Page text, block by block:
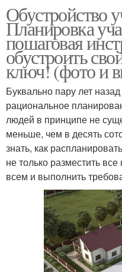
Обустройство
Планировка
пошаговая
обустроить
ключ! (фото и
Буквально пару лет
рациональное
людей в принципе не
меньше, чем в десять
знать, как
не только разместить
всем и выполнить